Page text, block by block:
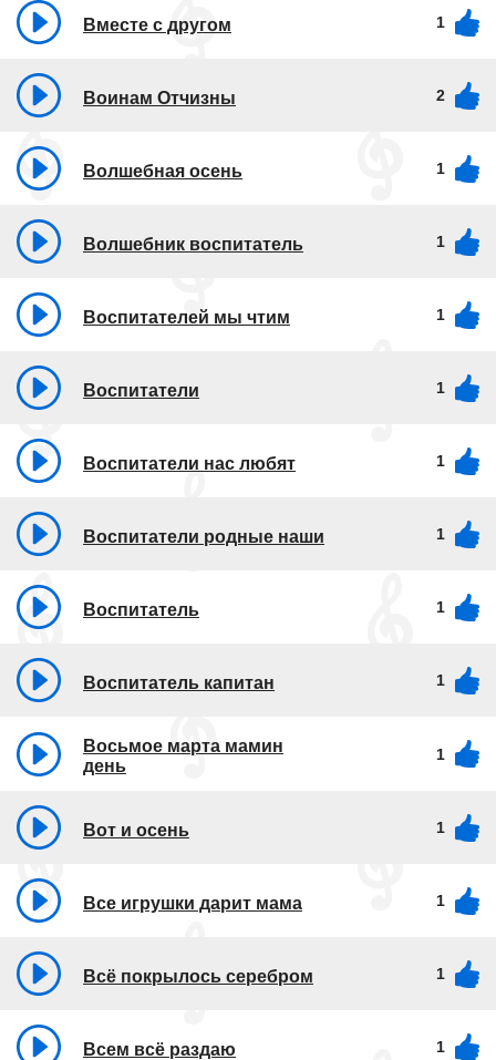
Вместе с другом 1
Воинам Отчизны 2
Волшебная осень 1
Волшебник воспитатель 1
Воспитателей мы чтим 1
Воспитатели 1
Воспитатели нас любят 1
Воспитатели родные наши 1
Воспитатель 1
Воспитатель капитан 1
Восьмое марта мамин
день
1
Вот и осень 1
Все игрушки дарит мама 1
Всё покрылось серебром 1
Всем всё раздаю 1